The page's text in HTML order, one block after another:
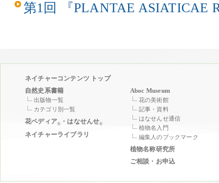
第1回 『PLANTAE ASIATICAE
ネイチャーコンテンツ トップ
自然史系書籍
出版物一覧
カテゴリ別一覧
花ペディア® ・はなせんせ®
ネイチャーライブラリ
Aboc Museum
花の美術館
記事・資料
はなせんせ通信
植物名入門
編集人のブックマーク
植物名称研究所
ご相談・お申込